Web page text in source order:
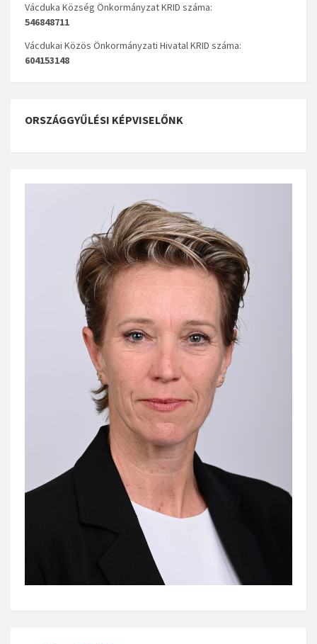
Vácduka Község Önkormányzat KRID száma:
546848711
Vácdukai Közös Önkormányzati Hivatal KRID száma:
604153148
ORSZÁGGYŰLÉSI KÉPVISELŐNK